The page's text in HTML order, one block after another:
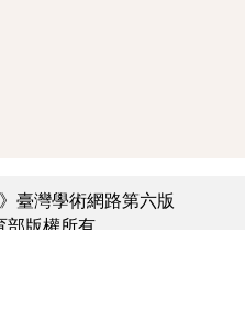
臺灣學術網路第六版
部版權所有